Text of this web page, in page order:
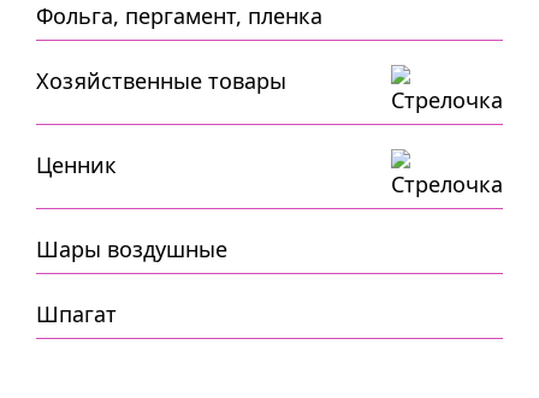
Фольга, пергамент, пленка
Хозяйственные товары
Ценник
Шары воздушные
Шпагат